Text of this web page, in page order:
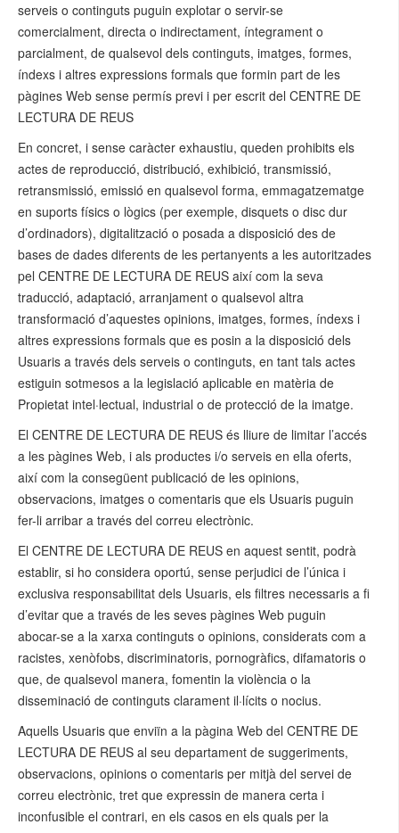
serveis o continguts puguin explotar o servir-se
comercialment, directa o indirectament, íntegrament o
parcialment, de qualsevol dels continguts, imatges, formes,
índexs i altres expressions formals que formin part de les
pàgines Web sense permís previ i per escrit del CENTRE DE
LECTURA DE REUS
En concret, i sense caràcter exhaustiu, queden prohibits els
actes de reproducció, distribució, exhibició, transmissió,
retransmissió, emissió en qualsevol forma, emmagatzematge
en suports físics o lògics (per exemple, disquets o disc dur
d’ordinadors), digitalització o posada a disposició des de
bases de dades diferents de les pertanyents a les autoritzades
pel CENTRE DE LECTURA DE REUS així com la seva
traducció, adaptació, arranjament o qualsevol altra
transformació d’aquestes opinions, imatges, formes, índexs i
altres expressions formals que es posin a la disposició dels
Usuaris a través dels serveis o continguts, en tant tals actes
estiguin sotmesos a la legislació aplicable en matèria de
Propietat intel·lectual, industrial o de protecció de la imatge.
El CENTRE DE LECTURA DE REUS és lliure de limitar l’accés
a les pàgines Web, i als productes i/o serveis en ella oferts,
així com la consegüent publicació de les opinions,
observacions, imatges o comentaris que els Usuaris puguin
fer-li arribar a través del correu electrònic.
El CENTRE DE LECTURA DE REUS en aquest sentit, podrà
establir, si ho considera oportú, sense perjudici de l’única i
exclusiva responsabilitat dels Usuaris, els filtres necessaris a fi
d’evitar que a través de les seves pàgines Web puguin
abocar-se a la xarxa continguts o opinions, considerats com a
racistes, xenòfobs, discriminatoris, pornogràfics, difamatoris o
que, de qualsevol manera, fomentin la violència o la
disseminació de continguts clarament il·lícits o nocius.
Aquells Usuaris que enviïn a la pàgina Web del CENTRE DE
LECTURA DE REUS al seu departament de suggeriments,
observacions, opinions o comentaris per mitjà del servei de
correu electrònic, tret que expressin de manera certa i
inconfusible el contrari, en els casos en els quals per la